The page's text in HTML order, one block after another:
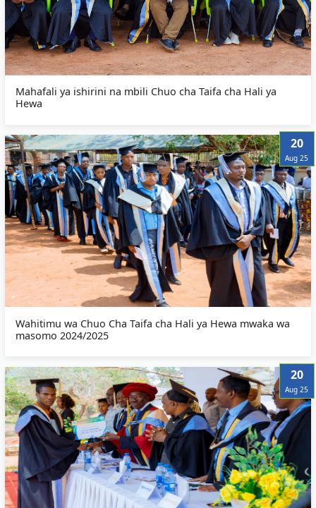
Mahafali ya ishirini na mbili Chuo cha Taifa cha Hali ya
Hewa
20
Aug 25
Wahitimu wa Chuo Cha Taifa cha Hali ya Hewa mwaka wa
masomo 2024/2025
20
Aug 25